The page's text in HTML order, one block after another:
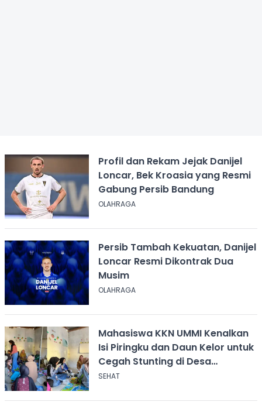
Profil dan Rekam Jejak Danijel
Loncar, Bek Kroasia yang Resmi
Gabung Persib Bandung
OLAHRAGA
Persib Tambah Kekuatan, Danijel
Loncar Resmi Dikontrak Dua
Musim
OLAHRAGA
Mahasiswa KKN UMMI Kenalkan
Isi Piringku dan Daun Kelor untuk
Cegah Stunting di Desa
Calingcing
SEHAT